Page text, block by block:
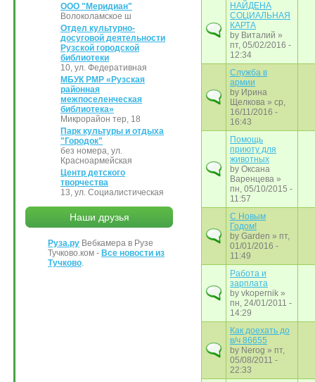
НАЙДЕНА
СОЦИАЛЬНАЯ
КАРТА
by Виталий »
пт, 05/02/2016 -
12:34
Служба в
армии
by Ирина
Щелкова » ср,
16/11/2016 -
16:43
Помощь
приюту для
животных
by Оксана
Варенцева »
пн, 05/10/2015 -
11:57
С Новым
Годом!
by Garden » пт,
01/01/2016 -
11:49
Работа и
зарплата
by vkopernik »
пн, 24/01/2011 -
14:29
Как доехать до
в/ч 86655
by Nerog » пт,
05/08/2011 -
22:33
ООО "Меридиан"
Волоколамское ш
Отдел культурно-
досуговой деятельности
Рузской городской
библиотеки
10, ул. Федеративная
МБУК РМР «Рузская
районная
межпоселенческая
библиотека»
Микрорайон тер, 18
Парк культуры и отдыха
"Городок"
без номера, ул.
Красноармейская
Центр детского
творчества
13, ул. Социалистическая
Наши друзья
Руза.ру Вебкамера в Рузе
Тучково.ком - Все новости из
Тучково.